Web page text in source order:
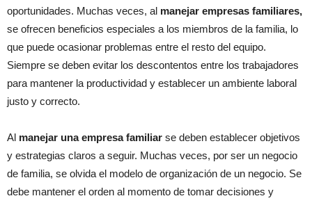
oportunidades. Muchas veces, al manejar empresas familiares,
se ofrecen beneficios especiales a los miembros de la familia, lo
que puede ocasionar problemas entre el resto del equipo.
Siempre se deben evitar los descontentos entre los trabajadores
para mantener la productividad y establecer un ambiente laboral
justo y correcto.
Al manejar una empresa familiar se deben establecer objetivos
y estrategias claros a seguir. Muchas veces, por ser un negocio
de familia, se olvida el modelo de organización de un negocio. Se
debe mantener el orden al momento de tomar decisiones y